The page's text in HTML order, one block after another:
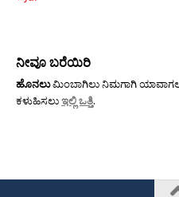
ನೀವೂ ಬರೆಯಿರಿ
ಹೊನಲುಮಿಂಬಾಗಿಲು ನಿಮಗಾಗಿ
ಕಳುಹಿಸಲುಇಲ್ಲಿ ಒತ್ತಿ.